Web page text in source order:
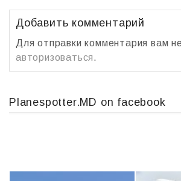
k
Добавить комментарий
Для отправки комментария вам
авторизоваться.
Planespotter.MD on facebook